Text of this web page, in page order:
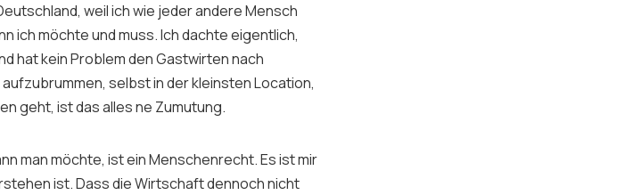
weil ich wie jeder andere Mensch
ich möchte und muss. Ich dachte eigentlich,
hat kein Problem den Gastwirten nach
selbst in der kleinsten Location,
geht, ist das alles ne Zumutung.
man möchte, ist ein Menschenrecht. Es ist mir
ist. Dass die Wirtschaft dennoch nicht